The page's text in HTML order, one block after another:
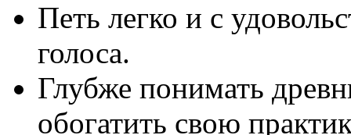
Петь легко и с
голоса.
Глубже понимать
обогатить свою